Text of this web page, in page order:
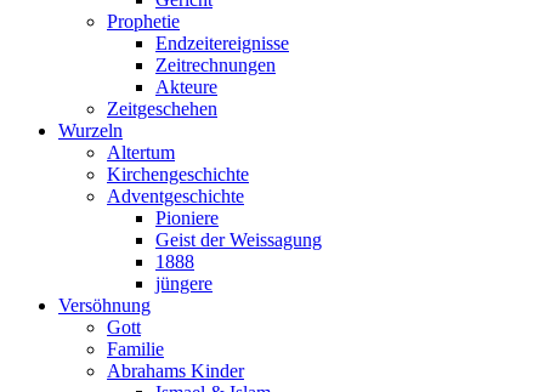
Prophetie
Endzeitereignisse
Zeitrechnungen
Akteure
Zeitgeschehen
Wurzeln
Altertum
Kirchengeschichte
Adventgeschichte
Pioniere
Geist der Weissagung
1888
jüngere
Versöhnung
Gott
Familie
Abrahams Kinder